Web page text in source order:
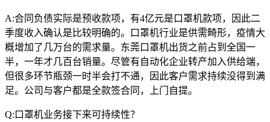
A:合同负债实际是预收款项，有4亿元是口罩机款项，因此二
季度收入确认是比较明确的。口罩机行业是供需畸形，疫情大
概增加了几万台的需求量。东莞口罩机出货之前占到全国一
半，一年才几百台销量。尽管有自动化企业转产加入供给端，
但很多环节瓶颈一时半会打不通，因此客户需求持续没得到满
足。公司与客户都是全款签合同，上门自提。
Q:口罩机业务接下来可持续性？